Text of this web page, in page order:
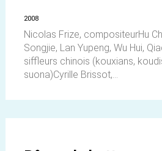
2008
Nicolas Frize, compositeurHu
Songjie, Lan Yupeng, Wu Hui,
siffleurs chinois (kouxians,
suona)Cyrille Brissot,...